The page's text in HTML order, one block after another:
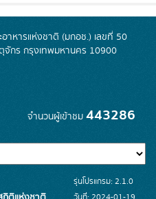
าหารแห่งชาติ (มกอช.) เลขที่ 50
จักร กรุงเทพมหานคร 10900
จำนวนผู้เข้าชม 443286
รุ่นโปรแกรม: 2.1.0